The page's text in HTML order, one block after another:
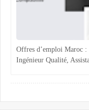
Offres d’emploi Maroc :
Ingénieur Qualité,